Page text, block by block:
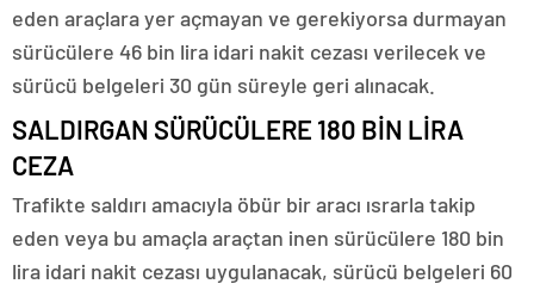
eden araçlara yer açmayan ve gerekiyorsa durmayan
sürücülere 46 bin lira idari nakit cezası verilecek ve
sürücü belgeleri 30 gün süreyle geri alınacak.
SALDIRGAN SÜRÜCÜLERE 180 BİN LİRA
CEZA
Trafikte saldırı amacıyla öbür bir aracı ısrarla takip
eden veya bu amaçla araçtan inen sürücülere 180 bin
lira idari nakit cezası uygulanacak, sürücü belgeleri 60